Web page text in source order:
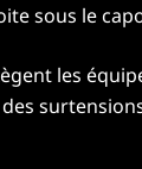
sous le
les